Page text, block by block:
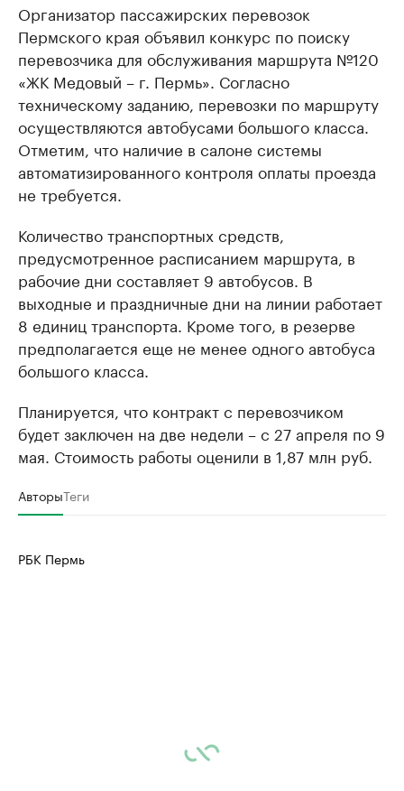
Организатор пассажирских перевозок
Пермского края объявил конкурс по поиску
перевозчика для обслуживания маршрута №120
«ЖК Медовый – г. Пермь». Согласно
техническому заданию, перевозки по маршруту
осуществляются автобусами большого класса.
Отметим, что наличие в салоне системы
автоматизированного контроля оплаты проезда
не требуется.
Количество транспортных средств,
предусмотренное расписанием маршрута, в
рабочие дни составляет 9 автобусов. В
выходные и праздничные дни на линии работает
8 единиц транспорта. Кроме того, в резерве
предполагается еще не менее одного автобуса
большого класса.
Планируется, что контракт с перевозчиком
будет заключен на две недели – с 27 апреля по 9
мая. Стоимость работы оценили в 1,87 млн руб.
АвторыТеги
РБК Пермь